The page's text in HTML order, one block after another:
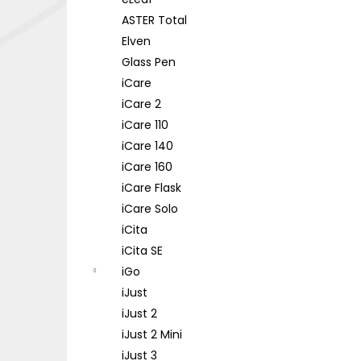
ASTER Total
Elven
Glass Pen
iCare
iCare 2
iCare 110
iCare 140
iCare 160
iCare Flask
iCare Solo
iCita
iCita SE
iGo
iJust
iJust 2
iJust 2 Mini
iJust 3
DEKANG DESERT SHIP 10ML 18MG
155 Kč
Původně:195 Kč